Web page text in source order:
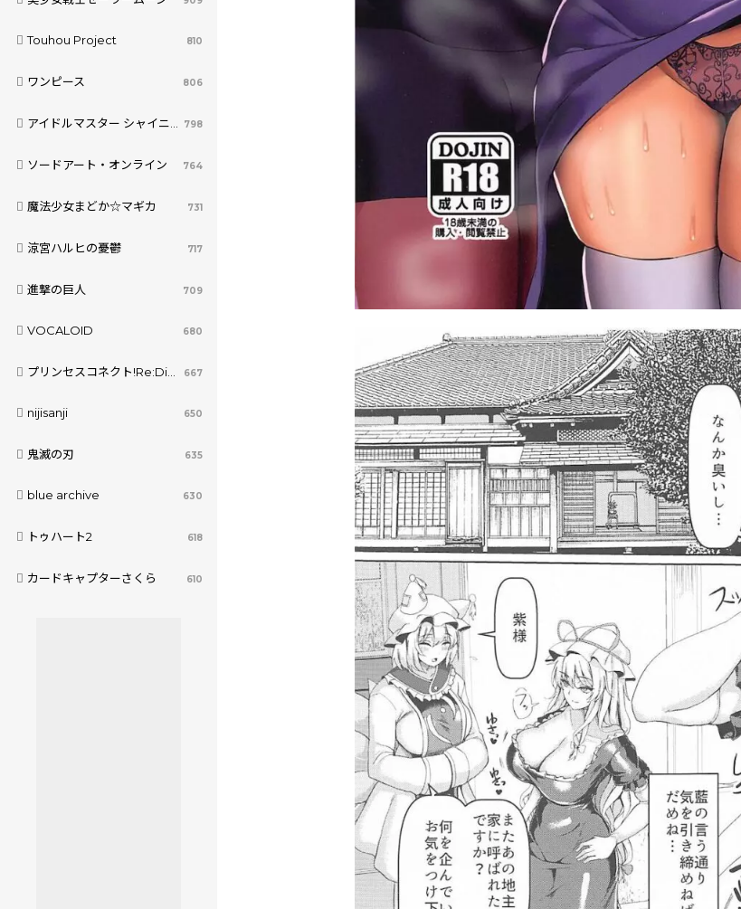
Touhou Project 810
ワンピース 806
アイドルマスター シャイニーカラーズ 798
ソードアート・オンライン 764
魔法少女まどか☆マギカ 731
涼宮ハルヒの憂鬱 717
進撃の巨人 709
VOCALOID 680
プリンセスコネクト!Re:Dive 667
nijisanji 650
鬼滅の刃 635
blue archive 630
トゥハート2 618
カードキャプターさくら 610